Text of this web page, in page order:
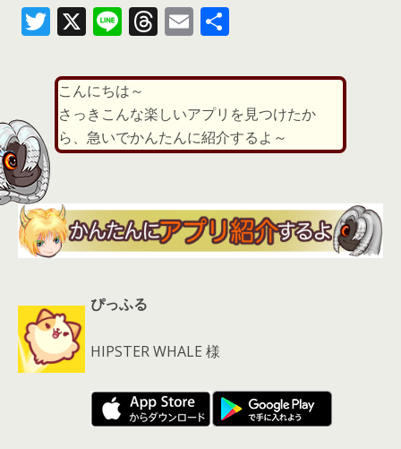
T
itt
er
X Li
e
T
re
a
d
s
E
ai
l
こんにちは～
さっきこんな楽しいアプリを見つけたか
ら、急いでかんたんに紹介するよ～
ぴっふる
HIPSTER WHALE 様